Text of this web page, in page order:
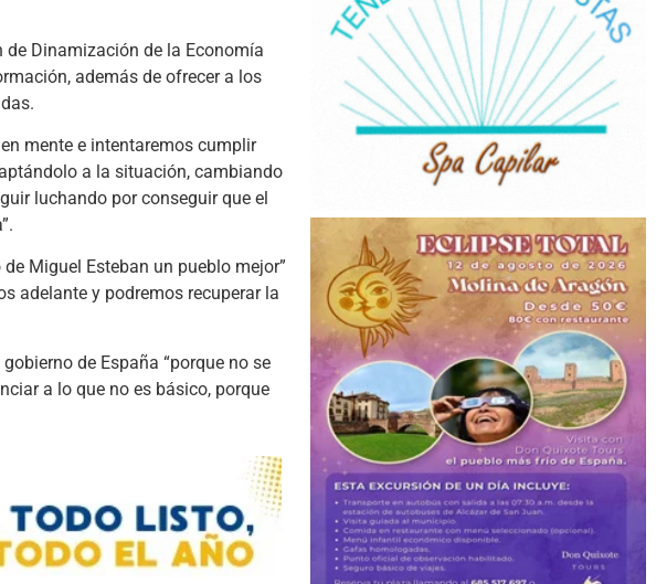
Dinamización de la Economía
además de ofrecer a los
mente e intentaremos cumplir
a la situación, cambiando
luchando por conseguir que el
Miguel Esteban un pueblo mejor”
adelante y podremos recuperar la
de España “porque no se
a lo que no es básico, porque